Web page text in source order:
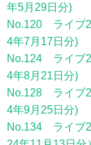
年5月29日分)
No.120 ライブ
4年7月17日分)
No.124 ライブ
4年8月21日分)
No.128 ライブ
4年9月25日分)
No.134 ライブ